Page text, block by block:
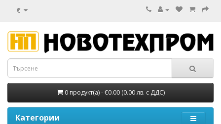
€
0 продукт(а) - €0.00 (0.00 лв. с ДДС)
Категории